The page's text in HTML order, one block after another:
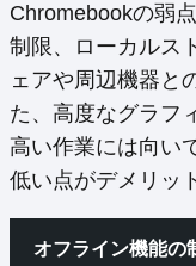
Chromebookの弱
制限、ローカルス
ェアや周辺機器と
た、高度なグラフ
高い作業には向い
低い点がデメリッ
オフライン機能の